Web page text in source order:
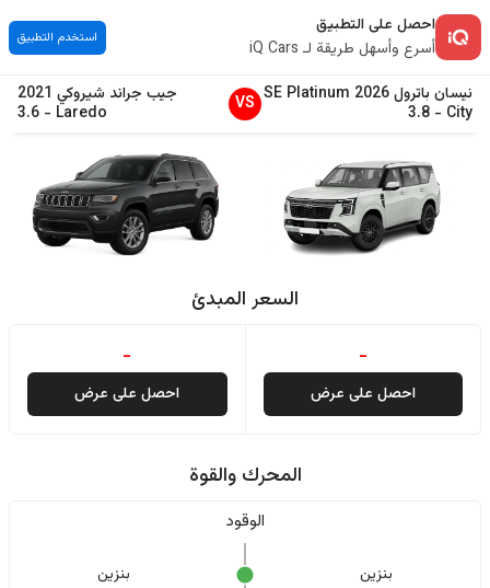
احصل على التطبيق
أسرع وأسهل طريقة لـ iQ Cars
استخدم التطبيق
نيسان باترول2026
SE Platinum
City
-
3.8
VS جيب جراند شيروكي 2021
Laredo
-
3.6
السعر المبدئ
-
احصل على عرض
-
احصل على عرض
المحرك والقوة
الوقود
بنزين بنزين